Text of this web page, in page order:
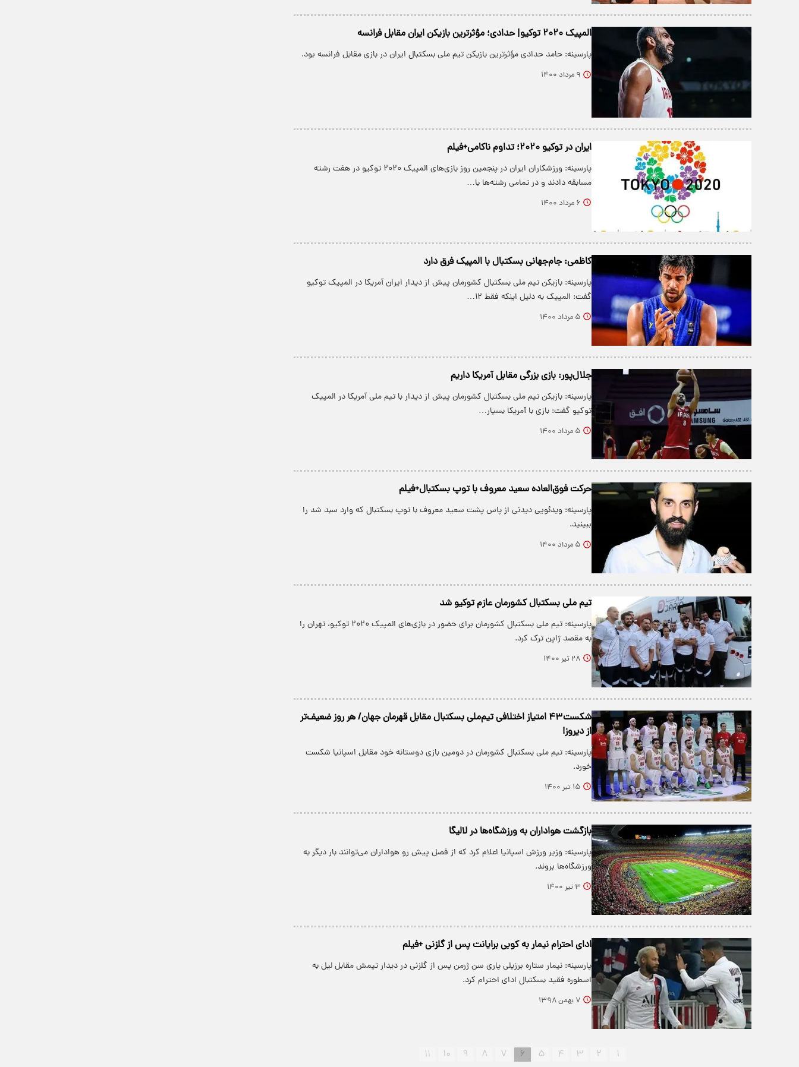
المپیک ۲۰۲۰ توکیو| حدادی؛ مؤثرترین بازیکن ایران مقابل فرانسه
پارسینه: حامد حدادی مؤثرترین بازیکن تیم ملی بسکتبال ایران در بازی مقابل فرانسه بود.
۹ مرداد ۱۴۰۰
ایران در توکیو ۲۰۲۰؛ تداوم ناکامی+فیلم
پارسینه: ورزشکاران ایران در پنجمین روز بازی‌های المپیک ۲۰۲۰ توکیو در هفت رشته
مسابقه دادند و در تمامی رشته‌ها با…
۶ مرداد ۱۴۰۰
کاظمی: جام‌جهانی بسکتبال با المپیک فرق دارد
پارسینه: بازیکن تیم ملی بسکتبال کشورمان پیش از دیدار ایران آمریکا در المپیک توکیو
گفت: المپیک به دلیل اینکه فقط ۱۲…
۵ مرداد ۱۴۰۰
جلال‌پور: بازی بزرگی مقابل آمریکا داریم
پارسینه: بازیکن تیم ملی بسکتبال کشورمان پیش از دیدار با تیم ملی آمریکا در المپیک
توکیو گفت: بازی با آمریکا بسیار…
۵ مرداد ۱۴۰۰
حرکت فوق‌العاده سعید معروف با توپ بسکتبال+فیلم
پارسینه: ویدئویی دیدنی از پاس پشت سعید معروف با توپ بسکتبال که وارد سبد شد را
ببینید.
۵ مرداد ۱۴۰۰
تیم ملی بسکتبال کشورمان عازم توکیو شد
پارسینه: تیم ملی بسکتبال کشورمان برای حضور در بازی‌های المپیک ۲۰۲۰ توکیو، تهران را
به مقصد ژاپن ترک کرد.
۲۸ تیر ۱۴۰۰
شکست۴۳ امتیاز اختلافی تیم‌ملی بسکتبال مقابل قهرمان جهان/ هر روز ضعیف‌تر
از دیروز!
پارسینه: تیم ملی بسکتبال کشورمان در دومین بازی دوستانه خود مقابل اسپانیا شکست
خورد.
۱۵ تیر ۱۴۰۰
بازگشت هواداران به ورزشگاه‌ها در لالیگا
پارسینه: وزیر ورزش اسپانیا اعلام کرد که از فصل پیش رو هواداران می‌توانند بار دیگر به
ورزشگاه‌ها بروند.
۳ تیر ۱۴۰۰
ادای احترام نیمار به کوبی برایانت پس از گلزنی +فیلم
پارسینه: نیمار ستاره برزیلی پاری سن ژرمن پس از گلزنی در دیدار تیمش مقابل لیل به
اسطوره فقید بسکتبال ادای احترام کرد.
۷ بهمن ۱۳۹۸
۱ ۲ ۳ ۴ ۵ ۶ ۷ ۸ ۹ ۱۰ ۱۱